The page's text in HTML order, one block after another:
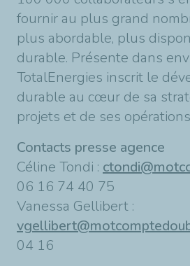
fournir au plus grand
plus abordable, plus
durable. Présente dans
TotalEnergies inscrit le
durable au cœur de sa
projets et de ses
Contacts presse agence
Céline Tondi :
06 16 74 40 75
Vanessa Gellibert :
04 16